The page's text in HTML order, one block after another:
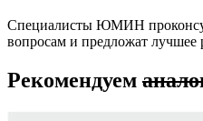
Специалисты ЮМИН
вопросам и предложат лучшее
Рекомендуем